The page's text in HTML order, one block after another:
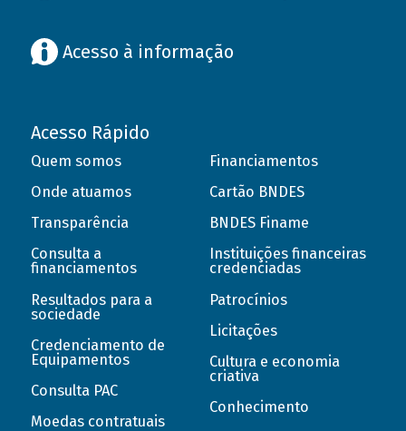
Acesso à informação
Acesso Rápido
Quem somos
Onde atuamos
Transparência
Consulta a
financiamentos
Resultados para a
sociedade
Credenciamento de
Equipamentos
Consulta PAC
Moedas contratuais
Financiamentos
Cartão BNDES
BNDES Finame
Instituições financeiras
credenciadas
Patrocínios
Licitações
Cultura e economia
criativa
Conhecimento